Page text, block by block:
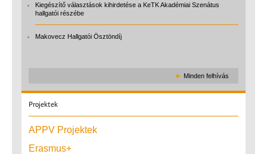
Kiegészítő választások kihirdetése a KeTK Akadémiai Szenátus
hallgatói részébe
Makovecz Hallgatói Ösztöndíj
► Minden felhívás
Projektek
APPV Projektek
Erasmus+